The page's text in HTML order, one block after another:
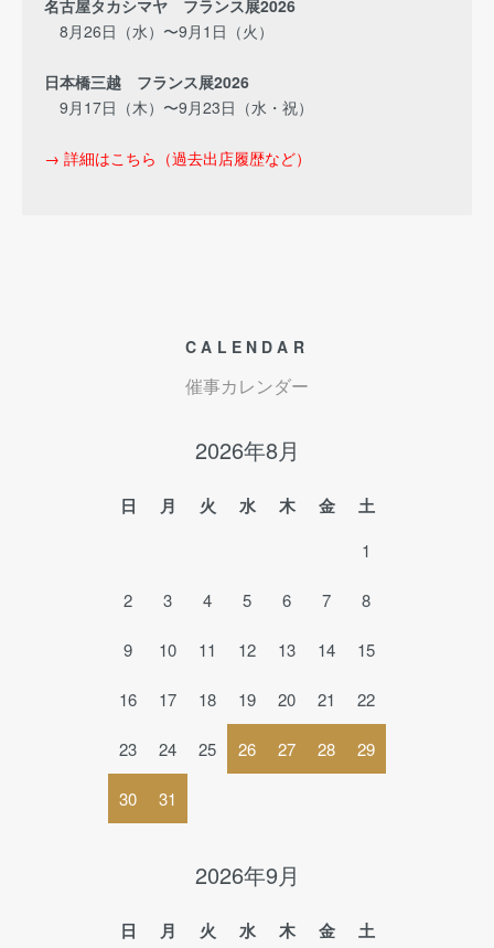
名古屋タカシマヤ フランス展2026
8月26日（水）〜9月1日（火）
日本橋三越 フランス展2026
9月17日（木）〜9月23日（水・祝）
→ 詳細はこちら（過去出店履歴など）
CALENDAR
催事カレンダー
2026年8月
日 月 火 水 木 金 土
1
2 3 4 5 6 7 8
9 10 11 12 13 14 15
16 17 18 19 20 21 22
23 24 25 26 27 28 29
30 31
2026年9月
日 月 火 水 木 金 土